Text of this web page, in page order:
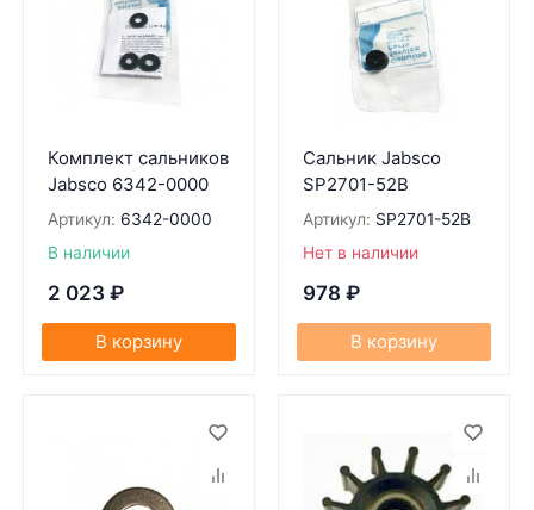
Комплект сальников
Jabsco 6342-0000
Артикул: 6342-0000
В наличии
2 023 ₽
В корзину
Сальник Jabsco
SP2701-52B
Артикул: SP2701-52B
Нет в наличии
978 ₽
В корзину